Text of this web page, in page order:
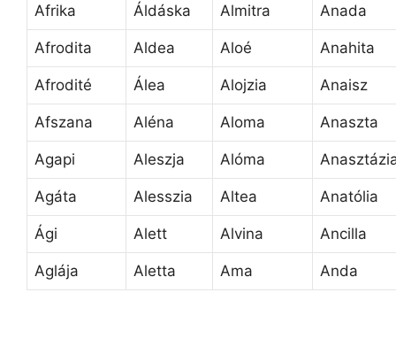
Afrika Áldáska Almitra Anada
Afrodita Aldea Aloé Anahita
Afrodité Álea Alojzia Anaisz
Afszana Aléna Aloma Anaszta
Agapi Aleszja Alóma
Agáta Alesszia Altea Anatólia
Ági Alett Alvina Ancilla
Aglája Aletta Ama Anda